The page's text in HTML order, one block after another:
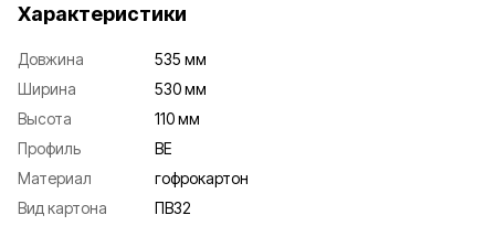
Характеристики
Довжина
535 мм
Ширина
530 мм
Высота
110 мм
Профиль
ВЕ
Материал
гофрокартон
Вид картона
ПВ32